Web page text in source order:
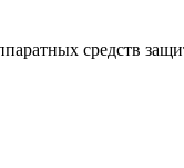
средств